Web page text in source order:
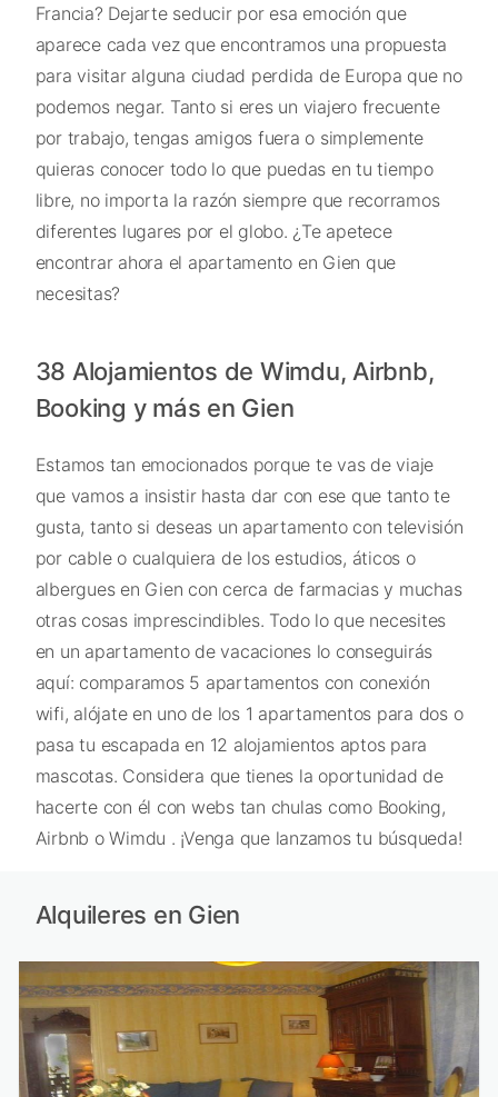
Francia? Dejarte seducir por esa emoción que
aparece cada vez que encontramos una propuesta
para visitar alguna ciudad perdida de Europa que no
podemos negar. Tanto si eres un viajero frecuente
por trabajo, tengas amigos fuera o simplemente
quieras conocer todo lo que puedas en tu tiempo
libre, no importa la razón siempre que recorramos
diferentes lugares por el globo. ¿Te apetece
encontrar ahora el apartamento en Gien que
necesitas?
38 Alojamientos de Wimdu, Airbnb,
Booking y más en Gien
Estamos tan emocionados porque te vas de viaje
que vamos a insistir hasta dar con ese que tanto te
gusta, tanto si deseas un apartamento con televisión
por cable o cualquiera de los estudios, áticos o
albergues en Gien con cerca de farmacias y muchas
otras cosas imprescindibles. Todo lo que necesites
en un apartamento de vacaciones lo conseguirás
aquí: comparamos 5 apartamentos con conexión
wifi, alójate en uno de los 1 apartamentos para dos o
pasa tu escapada en 12 alojamientos aptos para
mascotas. Considera que tienes la oportunidad de
hacerte con él con webs tan chulas como Booking,
Airbnb o Wimdu . ¡Venga que lanzamos tu búsqueda!
Alquileres en Gien